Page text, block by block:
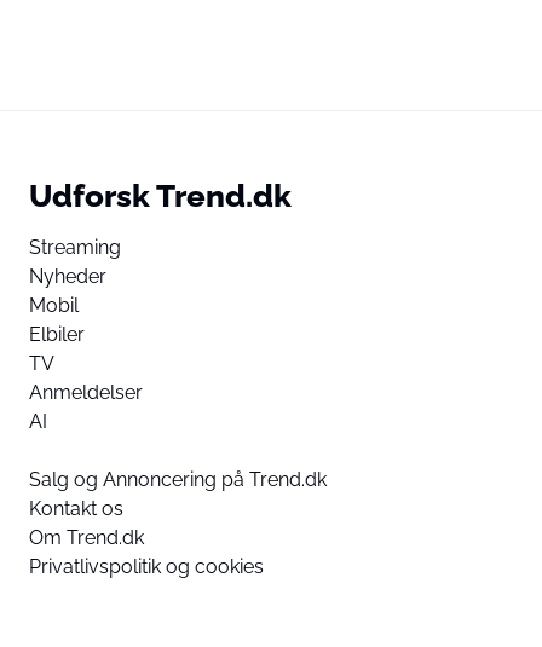
Udforsk Trend.dk
Streaming
Nyheder
Mobil
Elbiler
TV
Anmeldelser
AI
Salg og Annoncering på Trend.dk
Kontakt os
Om Trend.dk
Privatlivspolitik og cookies